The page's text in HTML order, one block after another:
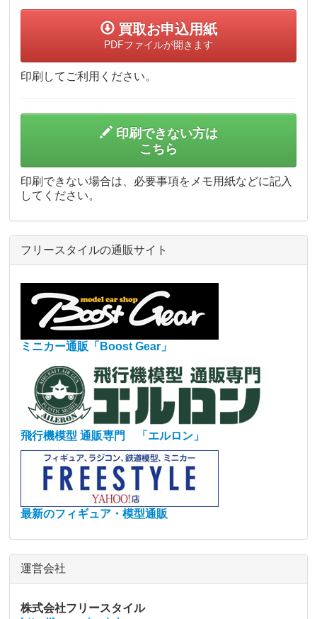
買取お申込用紙
PDFファイルが開きます
印刷してご利用ください。
印刷できない方は
こちら
印刷できない場合は、必要事項をメモ用紙などに記入
してください。
フリースタイルの通販サイト
ミニカー通販「Boost Gear」
飛行機模型 通販専門 「エルロン」
最新のフィギュア・模型通販
運営会社
株式会社フリースタイル